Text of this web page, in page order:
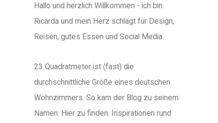
Hallo und herzlich Willkommen - ich bin
Ricarda und mein Herz schlägt für Design,
Reisen, gutes Essen und Social Media.
23 Quadratmeter ist (fast) die
durchschnittliche Größe eines deutschen
Wohnzimmers. So kam der Blog zu seinem
Namen. Hier zu finden: Inspirationen rund